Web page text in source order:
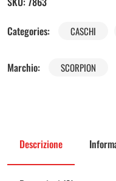
Categories:
CASCHI
Marchio: SCORPION
Descrizione